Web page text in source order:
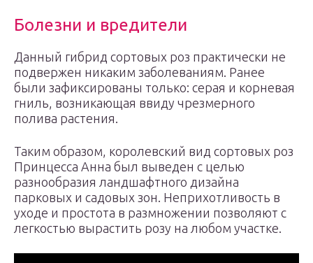
Болезни и вредители
Данный гибрид сортовых роз практически не
подвержен никаким заболеваниям. Ранее
были зафиксированы только: серая и корневая
гниль, возникающая ввиду чрезмерного
полива растения.
Таким образом, королевский вид сортовых роз
Принцесса Анна был выведен с целью
разнообразия ландшафтного дизайна
парковых и садовых зон. Неприхотливость в
уходе и простота в размножении позволяют с
легкостью вырастить розу на любом участке.